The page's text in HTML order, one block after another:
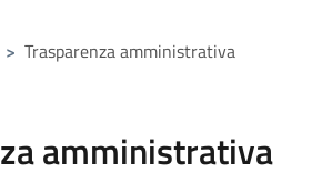
> Trasparenza amministrativa
amministrativa